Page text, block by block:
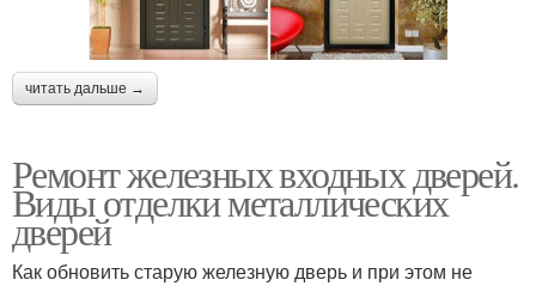
читать дальше →
Ремонт железных входных дверей.
Виды отделки металлических
дверей
Как обновить старую железную дверь и при этом не